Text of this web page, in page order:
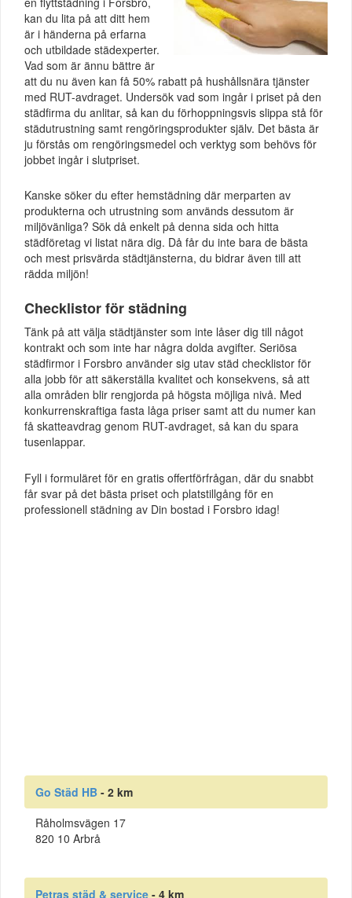
kan du lita på att ditt hem
är i händerna på erfarna
och utbildade städexperter.
Vad som är ännu bättre är
att du nu även kan få 50% rabatt på hushållsnära tjänster
med RUT-avdraget. Undersök vad som ingår i priset på den
städfirma du anlitar, så kan du förhoppningsvis slippa stå för
städutrustning samt rengöringsprodukter själv. Det bästa är
ju förstås om rengöringsmedel och verktyg som behövs för
jobbet ingår i slutpriset.
Kanske söker du efter hemstädning där merparten av
produkterna och utrustning som används dessutom är
miljövänliga? Sök då enkelt på denna sida och hitta
städföretag vi listat nära dig. Då får du inte bara de bästa
och mest prisvärda städtjänsterna, du bidrar även till att
rädda miljön!
Checklistor för städning
Tänk på att välja städtjänster som inte låser dig till något
kontrakt och som inte har några dolda avgifter. Seriösa
städfirmor i Forsbro använder sig utav städ checklistor för
alla jobb för att säkerställa kvalitet och konsekvens, så att
alla områden blir rengjorda på högsta möjliga nivå. Med
konkurrenskraftiga fasta låga priser samt att du numer kan
få skatteavdrag genom RUT-avdraget, så kan du spara
tusenlappar.
Fyll i formuläret för en gratis offertförfrågan, där du snabbt
får svar på det bästa priset och platstillgång för en
professionell städning av Din bostad i Forsbro idag!
Go Städ HB - 2 km
Råholmsvägen 17
820 10 Arbrå
Petras städ & service - 4 km